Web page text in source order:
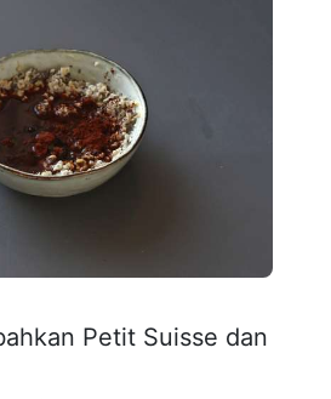
Petit Suisse dan